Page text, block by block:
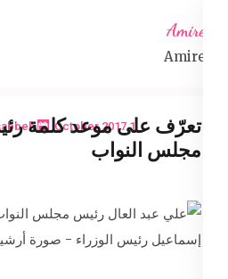
content
Amireta
Amireta
1 October 2017
تعرّف على موعد كلمة
مجلس النواب